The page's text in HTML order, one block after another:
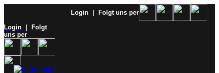
Login
| Folgt uns per
Login
| Folgt
uns per